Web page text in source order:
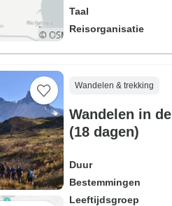
Taal
Reisorganisatie
Wandelen & trekking
Wandelen in
(18 dagen)
Duur
Bestemmingen
Leeftijdsgroep